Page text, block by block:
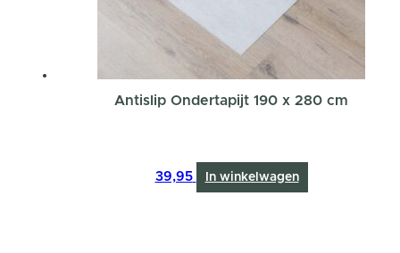
Antislip Ondertapijt 190 x 280 cm
39,95 In winkelwagen